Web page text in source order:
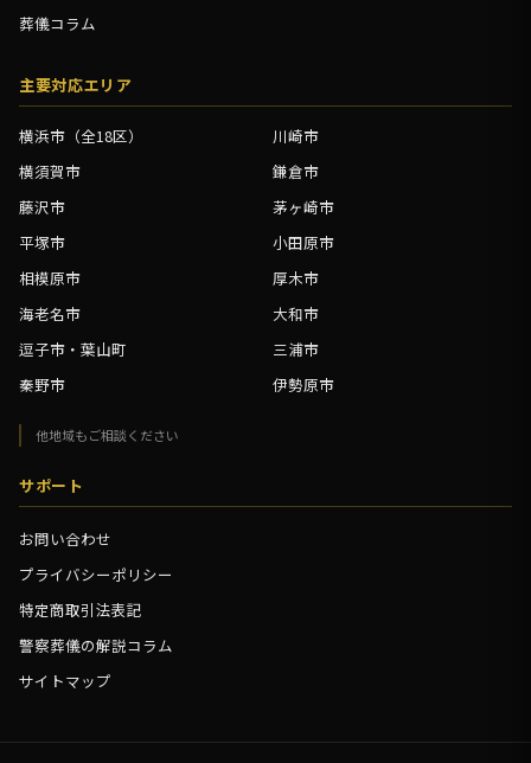
葬儀コラム
主要対応エリア
横浜市（全18区）
川崎市
横須賀市
鎌倉市
藤沢市
茅ヶ崎市
平塚市
小田原市
相模原市
厚木市
海老名市
大和市
逗子市・葉山町
三浦市
秦野市
伊勢原市
他地域もご相談ください
サポート
お問い合わせ
プライバシーポリシー
特定商取引法表記
警察葬儀の解説コラム
サイトマップ